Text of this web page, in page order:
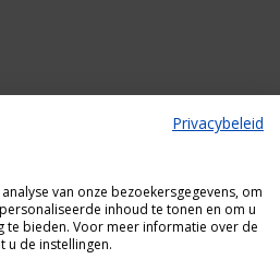
Privacybeleid
van onze bezoekersgegevens, om
inhoud te tonen en om u
te bieden. Voor meer informatie over de
u de instellingen.